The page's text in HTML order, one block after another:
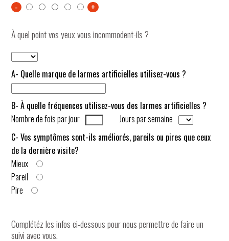
-
+
À quel point vos yeux vous incommodent-ils ?
A- Quelle marque de larmes artificielles utilisez-vous ?
B- À quelle fréquences utilisez-vous des larmes artificielles ?
Nombre de fois par jour
Jours par semaine
C- Vos symptômes sont-ils améliorés, pareils ou pires que ceux
de la dernière visite?
Mieux
Pareil
Pire
Complétéz les infos ci-dessous pour nous permettre de faire un
suivi avec vous.